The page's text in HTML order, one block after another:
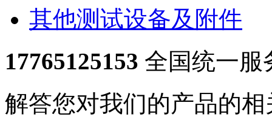
其他测试设备及附件
17765125153 全国统一服
解答您对我们的产品的相